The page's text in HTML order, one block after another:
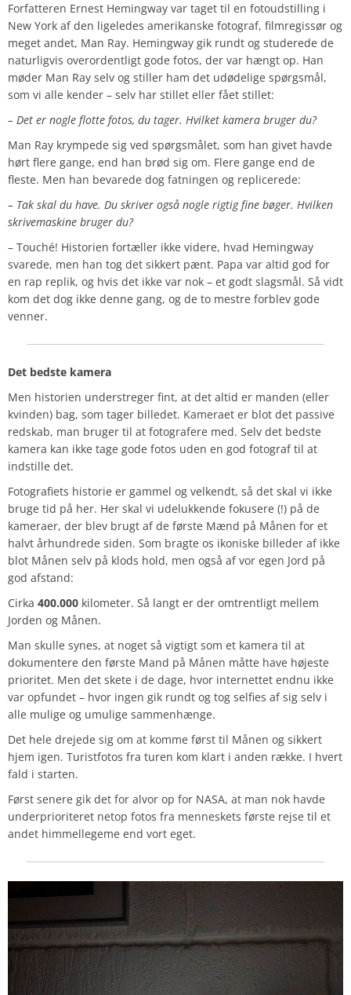
Forfatteren Ernest Hemingway var taget til en fotoudstilling i
New York af den ligeledes amerikanske fotograf, filmregissør og
meget andet, Man Ray. Hemingway gik rundt og studerede de
naturligvis overordentligt gode fotos, der var hængt op. Han
møder Man Ray selv og stiller ham det udødelige spørgsmål,
som vi alle kender – selv har stillet eller fået stillet:
– Det er nogle flotte fotos, du tager. Hvilket kamera bruger du?
Man Ray krympede sig ved spørgsmålet, som han givet havde
hørt flere gange, end han brød sig om. Flere gange end de
fleste. Men han bevarede dog fatningen og replicerede:
– Tak skal du have. Du skriver også nogle rigtig fine bøger. Hvilken
skrivemaskine bruger du?
– Touché! Historien fortæller ikke videre, hvad Hemingway
svarede, men han tog det sikkert pænt. Papa var altid god for
en rap replik, og hvis det ikke var nok – et godt slagsmål. Så vidt
kom det dog ikke denne gang, og de to mestre forblev gode
venner.
Det bedste kamera
Men historien understreger fint, at det altid er manden (eller
kvinden) bag, som tager billedet. Kameraet er blot det passive
redskab, man bruger til at fotografere med. Selv det bedste
kamera kan ikke tage gode fotos uden en god fotograf til at
indstille det.
Fotografiets historie er gammel og velkendt, så det skal vi ikke
bruge tid på her. Her skal vi udelukkende fokusere (!) på de
kameraer, der blev brugt af de første Mænd på Månen for et
halvt århundrede siden. Som bragte os ikoniske billeder af ikke
blot Månen selv på klods hold, men også af vor egen Jord på
god afstand:
Cirka 400.000 kilometer. Så langt er der omtrentligt mellem
Jorden og Månen.
Man skulle synes, at noget så vigtigt som et kamera til at
dokumentere den første Mand på Månen måtte have højeste
prioritet. Men det skete i de dage, hvor internettet endnu ikke
var opfundet – hvor ingen gik rundt og tog selfies af sig selv i
alle mulige og umulige sammenhænge.
Det hele drejede sig om at komme først til Månen og sikkert
hjem igen. Turistfotos fra turen kom klart i anden række. I hvert
fald i starten.
Først senere gik det for alvor op for NASA, at man nok havde
underprioriteret netop fotos fra menneskets første rejse til et
andet himmellegeme end vort eget.